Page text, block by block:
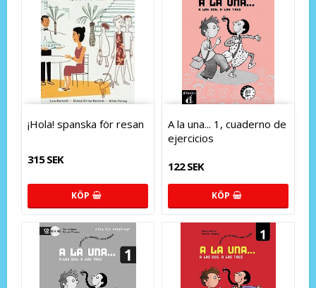
¡Hola! spanska för resan
315 SEK
KÖP
A la una... 1, cuaderno de
ejercicios
122 SEK
KÖP